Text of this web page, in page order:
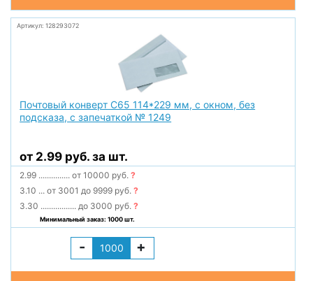
Артикул: 128293072
Почтовый конверт С65 114*229 мм, с окном, без
подсказа, с запечаткой № 1249
от 2.99 руб. за шт.
2.99 ............... от 10000 руб.?
3.10 ... от 3001 до 9999 руб.?
3.30 ................. до 3000 руб.?
Минимальный заказ: 1000 шт.
- +